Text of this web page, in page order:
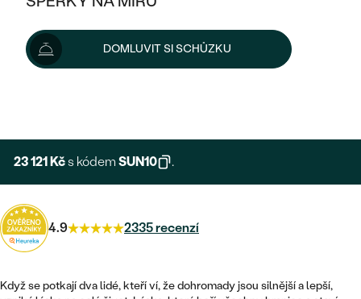
KOMBINOVANÉ ZLATO
DLE STYLU
BEZ KAMENE
VYKROJENÉ
VINTAGE
NETRADIČNÍ
POSTRANNÍ KAMENY
HALO
VINTAGE
SNUBNÍ A ZÁSNUBNÍ SETY
NETRADIČNÍ
VÝPRODEJ
KDYŽ ŠPERKY POMÁHAJÍ
NÁUŠNICE
PŘÍVĚSKY
PLATINOVÉ
PECKOVÉ
MINIMALISTICKÉ
VISACÍ
SOLITÉR
ZLATÉ
STŘÍBRNÉ
DLE STYLU
NAROZENÍ DÍTĚTE
ŠPERKY SKLADEM
VÝPRODEJ
ZLATÉ
STŘÍBRNÉ
PLATINOVÉ
DLE STYLU
DOMLUVIT SI SCHŮZKU
25 690 Kč
Šperk vám vyrobíme a doručíme do 3 - 4 týdnů.
Možnosti doručení
23 121 Kčs kódem SUN10 .
4.9 2335 recenzí
Když se potkají dva lidé, kteří ví, že dohromady jsou silnější a lepší,